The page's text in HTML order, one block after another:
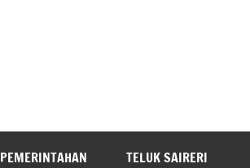
PEMERINTAHAN TELUK SAIRERI